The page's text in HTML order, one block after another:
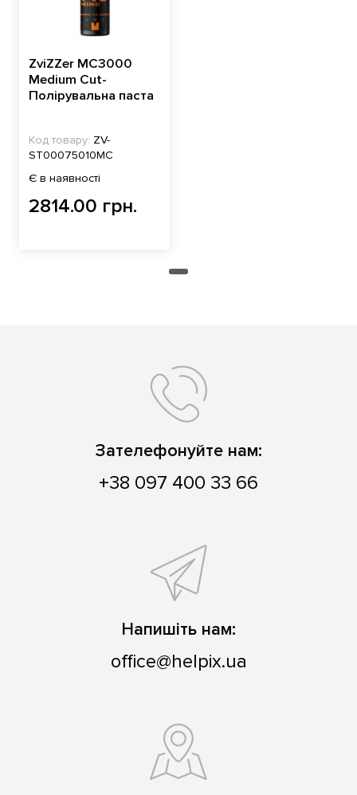
ZviZZer MC3000
Medium Cut-
Полірувальна паста
Код товару: ZV-
ST00075010MC
Є в наявності
2814.00 грн.
Зателефонуйте нам:
+38 097 400 33 66
Напишіть нам:
office@helpix.ua